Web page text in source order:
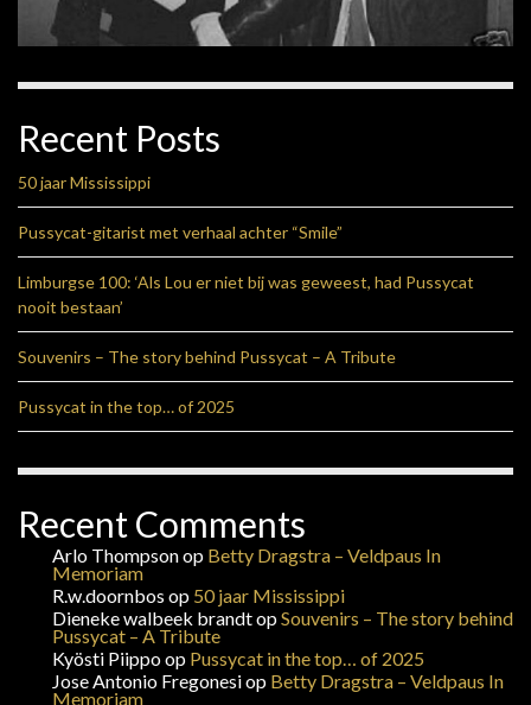
Recent Posts
50 jaar Mississippi
Pussycat-gitarist met verhaal achter “Smile”
Limburgse 100: ‘Als Lou er niet bij was geweest, had Pussycat
nooit bestaan’
Souvenirs – The story behind Pussycat – A Tribute
Pussycat in the top… of 2025
Recent Comments
Arlo Thompsonop Betty Dragstra – Veldpaus In
Memoriam
R.w.doornbos op 50 jaar Mississippi
Dieneke walbeek brandtopSouvenirs – The story behind
Pussycat – A Tribute
Kyösti Piippoop Pussycat in the top… of 2025
Jose Antonio Fregonesiop Betty Dragstra – Veldpaus In
Memoriam